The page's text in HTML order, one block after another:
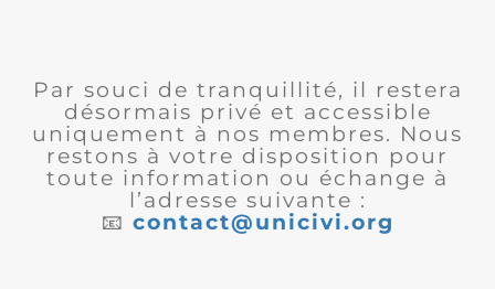
Par souci de tranquillité, il restera
désormais privé et accessible
uniquement à nos membres. Nous
restons à votre disposition pour
toute information ou échange à
l’adresse suivante :
📧 contact@unicivi.org